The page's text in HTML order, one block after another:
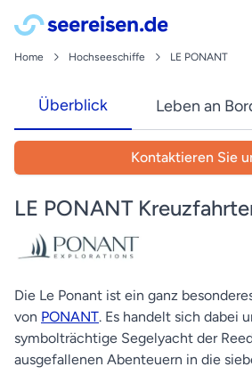
Home Hochseeschiffe LE PONANT
Überblick Leben an
Kontaktieren Sie
LE PONANT
Die Le Ponant ist ein ganz
von PONANT. Es handelt sich dabei
symbolträchtige Segelyacht der
ausgefallenen Abenteuern in die